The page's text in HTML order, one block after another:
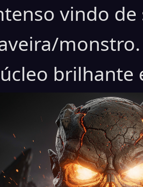
vindo de
brilhante